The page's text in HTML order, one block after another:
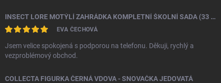
INSECT LORE MOTÝLÍ ZAHRÁDKA KOMPLETNÍ ŠKOLNÍ SADA (33 HOUSENEK)
EVA ČECHOVÁ
Jsem velice spokojená s podporou na telefonu. Děkuji, rychlý a
vezproblémový obchod.
COLLECTA FIGURKA ČERNÁ VDOVA - SNOVAČKA JEDOVATÁ